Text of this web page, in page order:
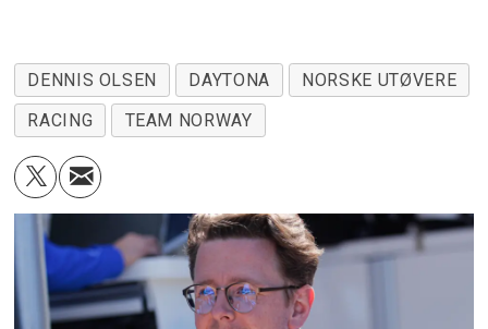
DENNIS OLSEN DAYTONA
NORSKE UTØVERE
RACING
TEAM NORWAY